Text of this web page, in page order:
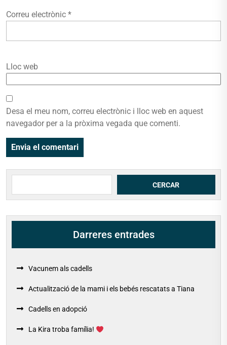
Correu electrònic *
Lloc web
Desa el meu nom, correu electrònic i lloc web en aquest
navegador per a la pròxima vegada que comenti.
Cerca CERCAR
Darreres entrades
Vacunem als cadells
Actualització de la mami i els bebés rescatats a Tiana
Cadells en adopció
La Kira troba família!